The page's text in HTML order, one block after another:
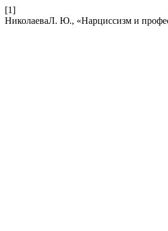
[1]
НиколаеваЛ. Ю., «Нарциссизм и